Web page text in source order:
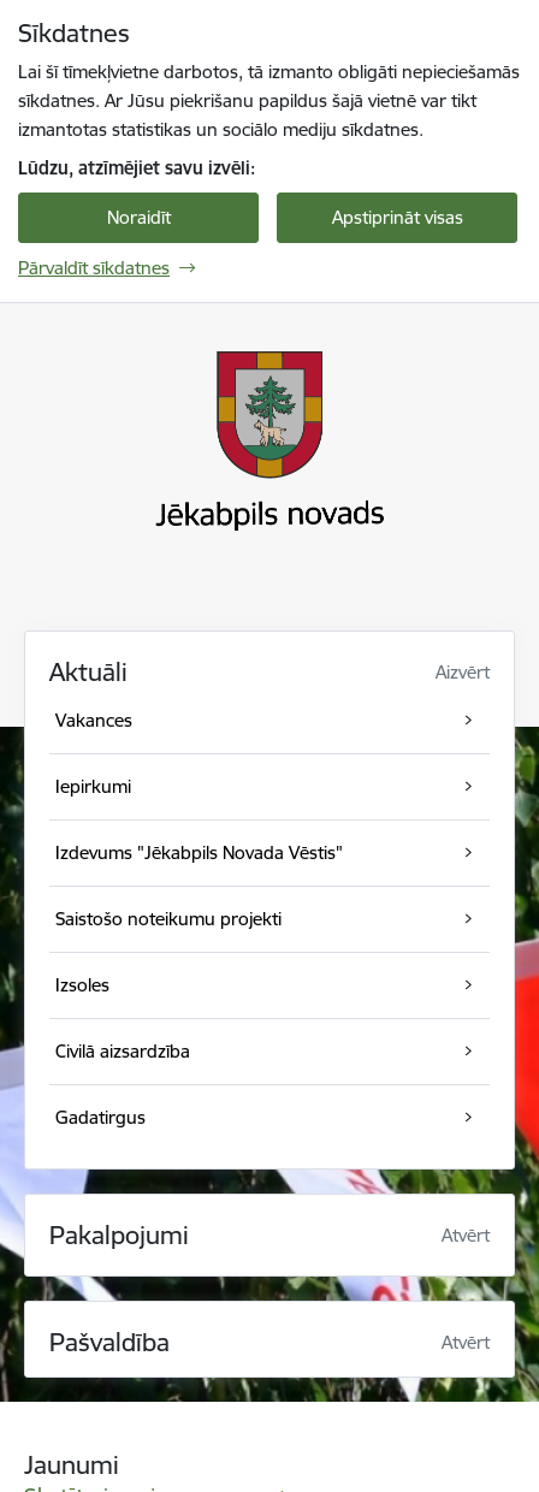
Sīkdatnes
Lai šī tīmekļvietne darbotos, tā izmanto obligāti nepieciešamās
sīkdatnes. Ar Jūsu piekrišanu papildus šajā vietnē var tikt
izmantotas statistikas un sociālo mediju sīkdatnes.
Lūdzu, atzīmējiet savu izvēli:
Noraidīt Apstiprināt visas
Pārvaldīt sīkdatnes
Aktuāli Aizvērt
Vakances
Iepirkumi
Izdevums "Jēkabpils Novada Vēstis"
Saistošo noteikumu projekti
Izsoles
Civilā aizsardzība
Gadatirgus
Pakalpojumi Atvērt
Pašvaldība Atvērt
Jaunumi